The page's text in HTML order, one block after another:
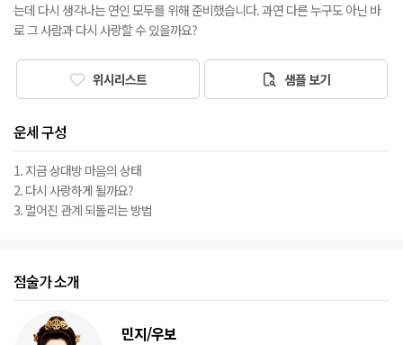
는데 다시 생각나는 연인 모두를 위해 준비했습니다. 과연 다른 누구도 아닌 바
로 그 사람과 다시 사랑할 수 있을까요?
위시리스트 샘플 보기
운세 구성
1. 지금 상대방 마음의 상태
2. 다시 사랑하게 될까요?
3. 멀어진 관계 되돌리는 방법
점술가 소개
민지/우보